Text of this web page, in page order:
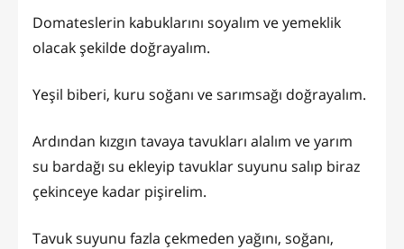
Domateslerin kabuklarını soyalım ve yemeklik
olacak şekilde doğrayalım.
Yeşil biberi, kuru soğanı ve sarımsağı doğrayalım.
Ardından kızgın tavaya tavukları alalım ve yarım
su bardağı su ekleyip tavuklar suyunu salıp biraz
çekinceye kadar pişirelim.
Tavuk suyunu fazla çekmeden yağını, soğanı,